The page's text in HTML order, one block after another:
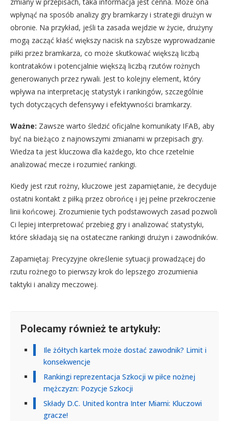
zmiany w przepisach, taka informacja jest cenna. Może ona
wpłynąć na sposób analizy gry bramkarzy i strategii drużyn w
obronie. Na przykład, jeśli ta zasada wejdzie w życie, drużyny
mogą zacząć kłaść większy nacisk na szybsze wyprowadzanie
piłki przez bramkarza, co może skutkować większą liczbą
kontrataków i potencjalnie większą liczbą rzutów rożnych
generowanych przez rywali. Jest to kolejny element, który
wpływa na interpretację statystyk i rankingów, szczególnie
tych dotyczących defensywy i efektywności bramkarzy.
Ważne: Zawsze warto śledzić oficjalne komunikaty IFAB, aby
być na bieżąco z najnowszymi zmianami w przepisach gry.
Wiedza ta jest kluczowa dla każdego, kto chce rzetelnie
analizować mecze i rozumieć rankingi.
Kiedy jest rzut rożny, kluczowe jest zapamiętanie, że decyduje
ostatni kontakt z piłką przez obrońcę i jej pełne przekroczenie
linii końcowej. Zrozumienie tych podstawowych zasad pozwoli
Ci lepiej interpretować przebieg gry i analizować statystyki,
które składają się na ostateczne rankingi drużyn i zawodników.
Zapamiętaj: Precyzyjne określenie sytuacji prowadzącej do
rzutu rożnego to pierwszy krok do lepszego zrozumienia
taktyki i analizy meczowej.
Polecamy również te artykuły:
Ile żółtych kartek może dostać zawodnik? Limit i
konsekwencje
Rankingi reprezentacja Szkocji w piłce nożnej
mężczyzn: Pozycje Szkocji
Składy D.C. United kontra Inter Miami: Kluczowi
gracze!